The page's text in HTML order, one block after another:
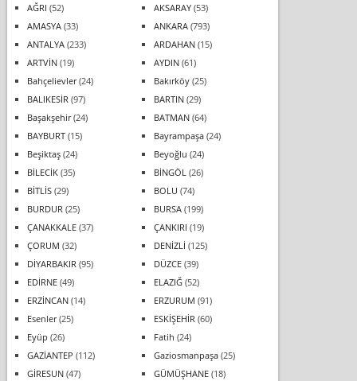
AĞRI (52) AKSARAY(53)
AMASYA(33) ANKARA(793)
ANTALYA(233) ARDAHAN(15)
ARTVİN(19) AYDIN(61)
Bahçelievler(24) Bakırköy(25)
BALIKESİR (97) BARTIN(29)
Başakşehir(24) BATMAN(64)
BAYBURT(15) Bayrampaşa(24)
Beşiktaş(24) Beyoğlu (24)
BİLECİK(35) BİNGÖL (26)
BİTLİS(29) BOLU (74)
BURDUR (25) BURSA(199)
ÇANAKKALE(37) ÇANKIRI (19)
ÇORUM (32) DENİZLİ (125)
DİYARBAKIR (95) DÜZCE(39)
EDİRNE(49) ELAZIĞ(52)
ERZİNCAN(14) ERZURUM (91)
Esenler(25) ESKİŞEHİR (60)
Eyüp (26) Fatih (24)
GAZİANTEP (112) Gaziosmanpaşa(25)
GİRESUN(47) GÜMÜŞHANE(18)